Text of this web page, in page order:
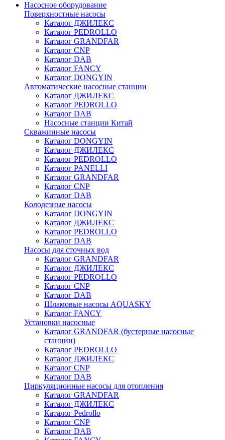
Насосное оборудование
Поверхностные насосы
Каталог ДЖИЛЕКС
Каталог PEDROLLO
Каталог GRANDFAR
Каталог CNP
Каталог DAB
Каталог FANCY
Каталог DONGYIN
Автоматические насосные станции
Каталог ДЖИЛЕКС
Каталог PEDROLLO
Каталог DAB
Насосные станции Китай
Скважинные насосы
Каталог DONGYIN
Каталог ДЖИЛЕКС
Каталог PEDROLLO
Каталог PANELLI
Каталог GRANDFAR
Каталог CNP
Каталог DAB
Колодезные насосы
Каталог DONGYIN
Каталог ДЖИЛЕКС
Каталог PEDROLLO
Каталог DAB
Насосы для сточных вод
Каталог GRANDFAR
Каталог ДЖИЛЕКС
Каталог PEDROLLO
Каталог CNP
Каталог DAB
Шламовые насосы AQUASKY
Каталог FANCY
Установки насосные
Каталог GRANDFAR (бустерные насосные
станции)
Каталог PEDROLLO
Каталог ДЖИЛЕКС
Каталог CNP
Каталог DAB
Циркуляционные насосы для отопления
Каталог GRANDFAR
Каталог ДЖИЛЕКС
Каталог Pedrollo
Каталог CNP
Каталог DAB